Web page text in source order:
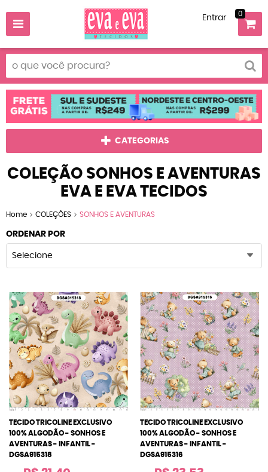
Entrar 0
CATEGORIAS
COLEÇÃO SONHOS E AVENTURAS
EVA E EVA TECIDOS
Home COLEÇÕES SONHOS E AVENTURAS
ORDENAR POR
Selecione
TECIDO TRICOLINE EXCLUSIVO
100% ALGODÃO - SONHOS E
AVENTURAS - INFANTIL -
DGSA915318
TECIDO TRICOLINE EXCLUSIVO
100% ALGODÃO - SONHOS E
AVENTURAS - INFANTIL -
DGSA915316